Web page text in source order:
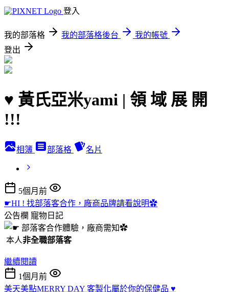
登入
我的部落格 我的部落格後台
我的帳號
登出
♥ 黃氏亞米yami | 領 域 展 開
!!!
相簿 部落格 名片
5個月前
☛HI ! 找部落客合作，廠商品牌請看說明✿
公告欄 寵物日記
本人非全職部落客
繼續閱讀
1個月前
美天美點MERRY DAY 客製化屬於你的保健品 ♥️